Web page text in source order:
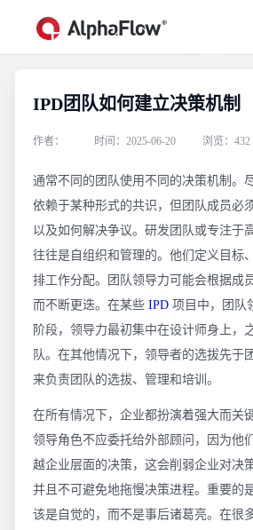
行业资讯
汇聚行业专家观点，助力
IPD团队如何建立决策机制
作者： 时间：2025-06-20 浏览：432
通常不同的团队使用不同的决策机制。
依赖于某种形式的共识，但团队成员必
以及如何解决争议。研发团队或专注于
往往是自组织和管理的。他们定义目标
排工作分配。团队领导力可能会根据成
而不断更迭。在某些 IPD 项目中，团队
阶段，领导力最初集中在设计师身上，
队。在其他情况下，领导者的选拔先于
来负责团队的选拔、管理和培训。
在所有情况下，企业都扮演着强大而关
领导角色不应委托给外部顾问，因为他
越企业层面的决策，这会削弱企业对决
并且不可避免地拖慢决策进程。重要的
该是自觉的，而不是事后诸葛亮。在很